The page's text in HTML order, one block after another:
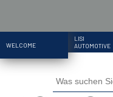
WELCOME
LISI
AUTOMOTIVE